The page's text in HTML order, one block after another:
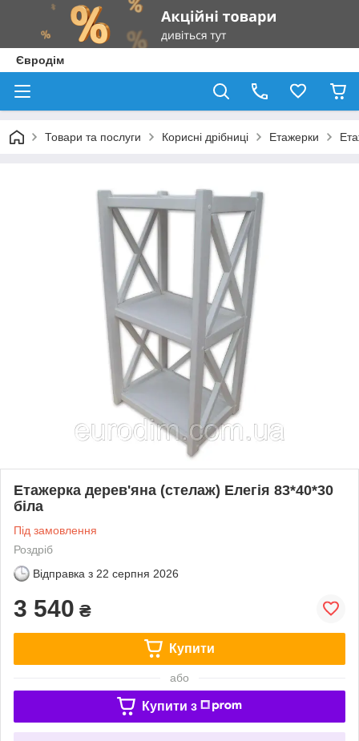
Євродім
Товари та послуги Корисні дрібниці Етажерки
Етажерка дерев'яна (стелаж) Елегія 83*40*30
біла
Під замовлення
Роздріб
Відправка з 22 серпня 2026
3 540 ₴
Купити
або
Купити з